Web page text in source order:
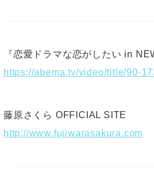
『恋愛ドラマな恋がしたい in
https://abema.tv/video/title/90-
藤原さくら OFFICIAL SITE
http://www.fujiwarasakura.com